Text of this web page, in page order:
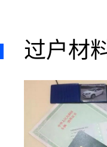
过户材